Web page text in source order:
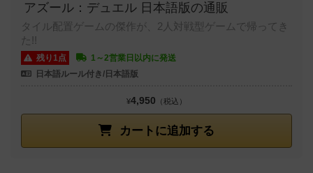
アズール：デュエル 日本語版の通販
タイル配置ゲームの傑作が、2人対戦型ゲームで帰ってき
た!!
残り1点
1～2営業日以内に発送
日本語ルール付き/日本語版
カートに追加する
¥4,950 （税込）